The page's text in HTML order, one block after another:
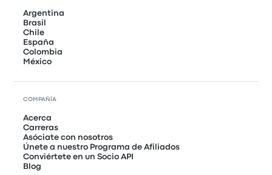
Argentina
Brasil
Chile
España
Colombia
México
COMPAÑÍA
Acerca
Carreras
Asóciate con nosotros
Únete a nuestro Programa de Afiliados
Conviértete en un Socio API
Blog